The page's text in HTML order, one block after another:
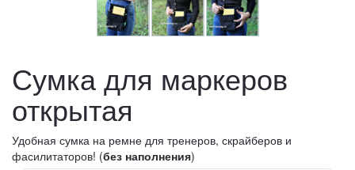
Сумка для маркеров
открытая
Удобная сумка на ремне для тренеров, скрайберов и
фасилитаторов! (без наполнения)